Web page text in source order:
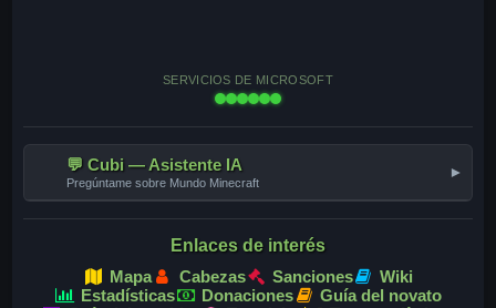
SERVICIOS DE MICROSOFT
💬 Cubi — Asistente IA
Pregúntame sobre Mundo Minecraft
▾
Enlaces de interés
Mapa
Cabezas Sanciones
Wiki
Estadísticas
Donaciones
Guía del novato